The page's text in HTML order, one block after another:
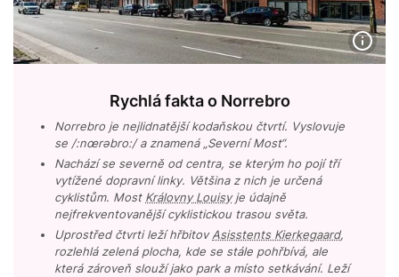
Rychlá fakta o Norrebro
Norrebro je nejlidnatější kodaňskou čtvrtí. Vyslovuje
se /:nœrəbro:/ a znamená „Severní Most“.
Nachází se severně od centra, se kterým ho pojí tří
vytížené dopravní linky. Většina z nich je určená
cyklistům. Most Královny Louisyje údajně
nejfrekventovanější cyklistickou trasou světa.
Uprostřed čtvrti leží hřbitovAsisstents Kierkegaard,
rozlehlá zelená plocha, kde se stále pohřbívá, ale
která zároveň slouží jako park a místo setkávání. Leží